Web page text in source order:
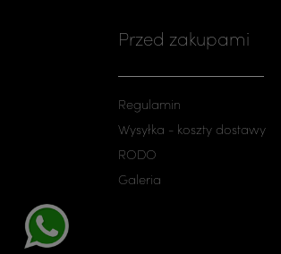
Przed zakupami
Regulamin
Wysyłka - koszty dostawy
RODO
Galeria